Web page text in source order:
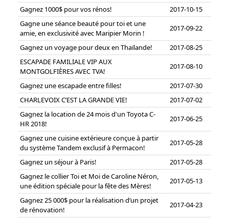
Gagnez 1000$ pour vos rénos!
2017-10-15
Gagne une séance beauté pour toi et une
amie, en exclusivité avec Maripier Morin !
2017-09-22
Gagnez un voyage pour deux en Thaïlande!
2017-08-25
ESCAPADE FAMILIALE VIP AUX
MONTGOLFIÈRES AVEC TVA!
2017-08-10
Gagnez une escapade entre filles!
2017-07-30
CHARLEVOIX C’EST LA GRANDE VIE!
2017-07-02
Gagnez la location de 24 mois d'un Toyota C-
HR 2018!
2017-06-25
Gagnez une cuisine extérieure conçue à partir
du système Tandem exclusif à Permacon!
2017-05-28
Gagnez un séjour à Paris!
2017-05-28
Gagnez le collier Toi et Moi de Caroline Néron,
une édition spéciale pour la fête des Mères!
2017-05-13
Gagnez 25 000$ pour la réalisation d’un projet
de rénovation!
2017-04-23